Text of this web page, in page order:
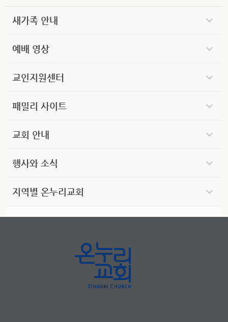
새가족 안내
예배 영상
교인지원센터
패밀리 사이트
교회 안내
행사와 소식
지역별 온누리교회